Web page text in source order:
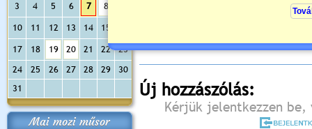
3
4 5 6 7 8
10 11 12 13 14 15
17 18 19 20 21 22
23
24
25 26 27 28 29
30
31
Mai mozi műsor
Még nincsenek hozzászólások
Új hozzászólás:
Kérjük jelentkezzen be,